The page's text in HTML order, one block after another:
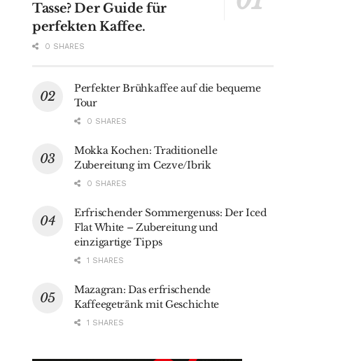
Tasse? Der Guide für
perfekten Kaffee.
0 SHARES
Perfekter Brühkaffee auf die bequeme
Tour
0 SHARES
Mokka Kochen: Traditionelle
Zubereitung im Cezve/Ibrik
0 SHARES
Erfrischender Sommergenuss: Der Iced
Flat White – Zubereitung und
einzigartige Tipps
1 SHARES
Mazagran: Das erfrischende
Kaffeegetränk mit Geschichte
1 SHARES